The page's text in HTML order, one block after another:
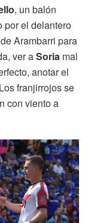
, un balón
por el delantero
Arambarri para
ver aSoria mal
anotar el
franjirrojos se
con viento a